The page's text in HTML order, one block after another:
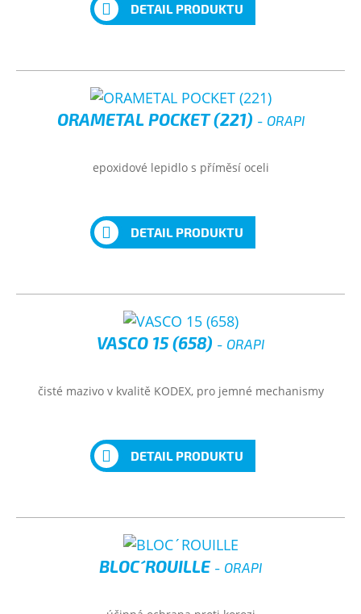
DETAIL PRODUKTU
ORAMETAL POCKET (221) - ORAPI
epoxidové lepidlo s příměsí oceli
DETAIL PRODUKTU
VASCO 15 (658) - ORAPI
čisté mazivo v kvalitě KODEX, pro jemné mechanismy
DETAIL PRODUKTU
BLOC´ROUILLE - ORAPI